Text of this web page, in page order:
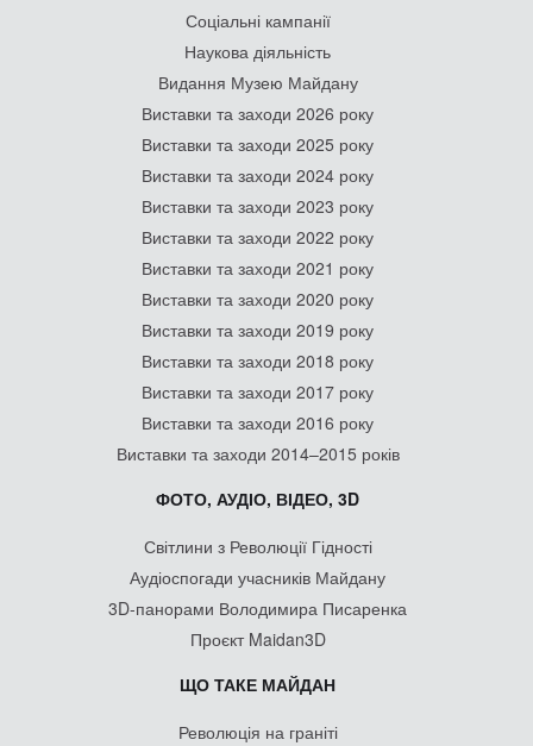
Соціальні кампанії
Наукова діяльність
Видання Музею Майдану
Виставки та заходи 2026 року
Виставки та заходи 2025 року
Виставки та заходи 2024 року
Виставки та заходи 2023 року
Виставки та заходи 2022 року
Виставки та заходи 2021 року
Виставки та заходи 2020 року
Виставки та заходи 2019 року
Виставки та заходи 2018 року
Виставки та заходи 2017 року
Виставки та заходи 2016 року
Виставки та заходи 2014–2015 років
ФОТО, АУДІО, ВІДЕО, 3D
Світлини з Революції Гідності
Аудіоспогади учасників Майдану
3D-панорами Володимира Писаренка
Проєкт Maidan3D
ЩО ТАКЕ МАЙДАН
Революція на граніті